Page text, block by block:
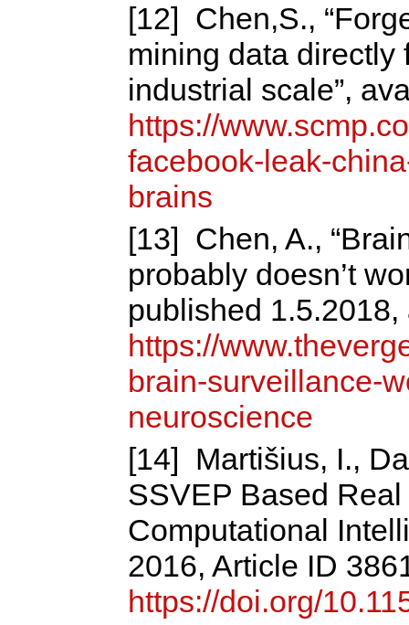
[12] Chen,S.,
mining data directly
industrial scale”,
https://
facebook-leak-
brains
[13] Chen, A.,
probably doesn’t
published
https://
brain-surveillance-
neuroscience
[14] Martišius, I.,
SSVEP Based
Computational
2016, Article ID
https://doi.org/